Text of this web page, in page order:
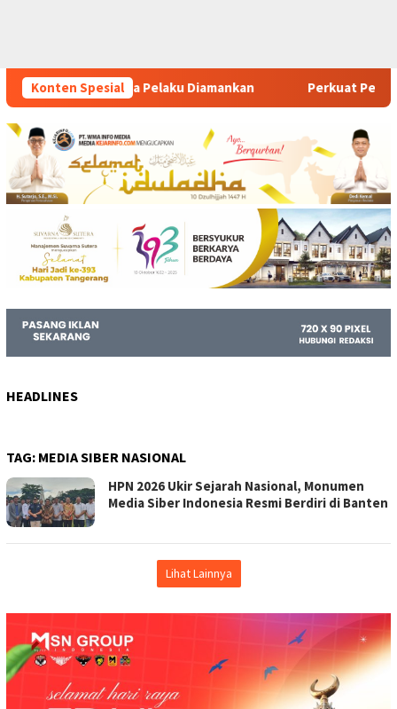
Konten SpesialPerkuat Pelatihan Vokasi Berbasis Industri
HEADLINES
TAG: MEDIA SIBER NASIONAL
HPN 2026 Ukir Sejarah Nasional, Monumen
Media Siber Indonesia Resmi Berdiri di Banten
Lihat Lainnya